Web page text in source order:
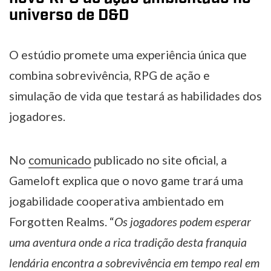
universo de D&D
O estúdio promete uma experiência única que
combina sobrevivência, RPG de ação e
simulação de vida que testará as habilidades dos
jogadores.
No comunicado publicado no site oficial, a
Gameloft explica que o novo game trará uma
jogabilidade cooperativa ambientado em
Forgotten Realms. “Os jogadores podem esperar
uma aventura onde a rica tradição desta franquia
lendária encontra a sobrevivência em tempo real em